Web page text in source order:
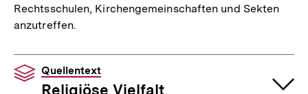
Rechtsschulen, Kirchengemeinschaften und Sekten
anzutreffen.
Quellentext
Religiöse Vielfalt